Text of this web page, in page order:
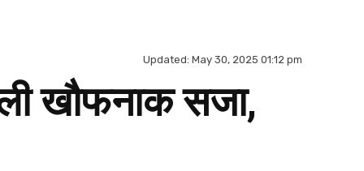
Updated: May 30, 2025 01:12 pm
खौफनाक सजा,